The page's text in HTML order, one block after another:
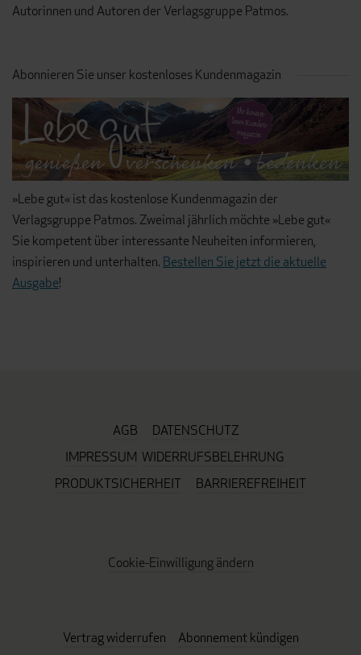
Autorinnen und Autoren der Verlagsgruppe Patmos.
Abonnieren Sie unser kostenloses Kundenmagazin
»Lebe gut« ist das kostenlose Kundenmagazin der
Verlagsgruppe Patmos. Zweimal jährlich möchte »Lebe gut«
Sie kompetent über interessante Neuheiten informieren,
inspirieren und unterhalten. Bestellen Sie jetzt die aktuelle
Ausgabe!
AGB
DATENSCHUTZ
IMPRESSUM WIDERRUFSBELEHRUNG
PRODUKTSICHERHEIT
BARRIEREFREIHEIT
Cookie-Einwilligung ändern
Vertrag widerrufen Abonnement kündigen